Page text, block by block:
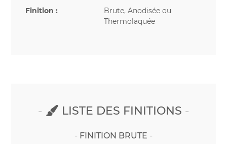
Finition :
Brute, Anodisée ou
Thermolaquée
LISTE DES FINITIONS
FINITION BRUTE